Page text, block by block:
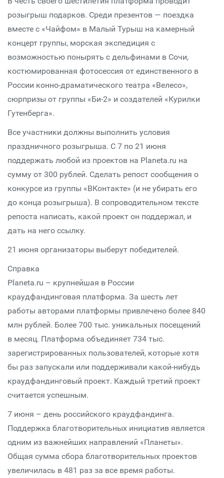
розыгрыш подарков. Среди презентов — поездка
вместе с «Чайфом» в Малый Турыш на камерный
концерт группы, морская экспедиция с
возможностью понырять с дельфинами в Сочи,
костюмированная фотосессия от единственного в
России конно-драматического театра «Велесо»,
сюрпризы от группы «Би-2» и создателей «Курилки
Гутенберга».
Все участники должны выполнить условия
праздничного розыгрыша. С 7 по 21 июня
поддержать любой из проектов на Planeta.ru на
сумму от 300 рублей. Сделать репост сообщения о
конкурсе из группы «ВКонтакте» (и не убирать его
до конца розыгрыша). В сопроводительном тексте
репоста написать, какой проект он поддержал, и
дать на него ссылку.
21 июня организаторы выберут победителей.
Справка
Planeta.ru – крупнейшая в России
краудфандинговая платформа. За шесть лет
работы авторами платформы привлечено более 840
млн рублей. Более 700 тыс. уникальных посещений
в месяц. Платформа объединяет 734 тыс.
зарегистрированных пользователей, которые хотя
бы раз запускали или поддерживали какой-нибудь
краудфандинговый проект. Каждый третий проект
считается успешным.
7 июня – день российского краудфандинга.
Поддержка благотворительных инициатив является
одним из важнейших направлений «Планеты».
Общая сумма сбора благотворительных проектов
увеличилась в 481 раз за все время работы.